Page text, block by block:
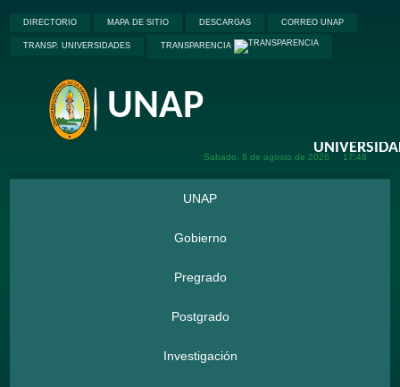
UNAP
DIRECTORIO MAPA DE SITIO DESCARGAS CORREO UNAP
TRANSP. UNIVERSIDADES TRANSPARENCIA
Sabado, 8 deagosto de 2026 17:48
UNAP
Gobierno
Pregrado
Postgrado
Investigación